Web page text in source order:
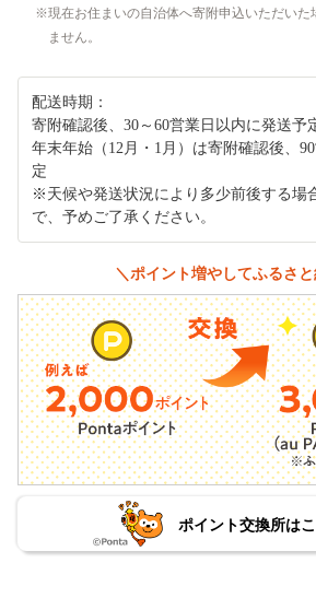
現在お住まいの自治体へ寄附申込いただい
ません。
配送時期：
寄附確認後、30～60営業日以内に発送予
年末年始（12月・1月）は寄附確認後、
定
※天候や発送状況により多少前後する場
で、予めご了承ください。
＼ポイント増やしてふるさ
ポイント交換所は